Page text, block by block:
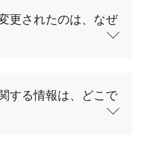
更されたのは、なぜ
する情報は、どこで